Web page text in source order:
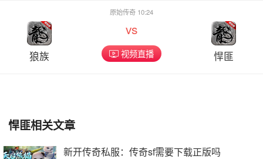
狼族
原始传奇 10:24
vs
视频直播 悍匪
悍匪相关文章
新开传奇私服：传奇sf需要下载正版吗